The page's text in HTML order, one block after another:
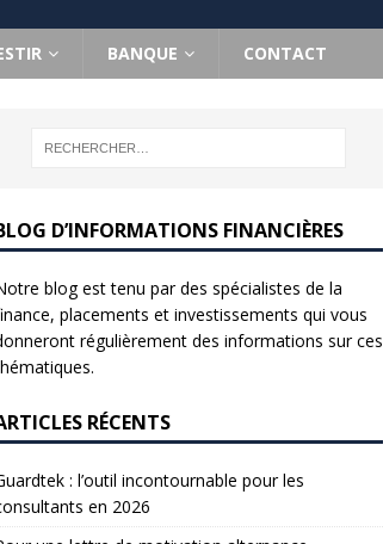
BANQUE CONTACT
D’INFORMATIONS FINANCIÈRES
blog est tenu par des spécialistes de la
placements et investissements qui vous
régulièrement des informations sur ces
RÉCENTS
: l’outil incontournable pour les
en 2026